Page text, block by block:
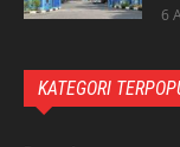
6
KATEGORI